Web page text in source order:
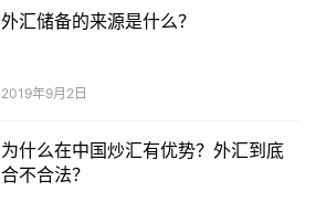
外汇储备的来源是什么？
2019年9月2日
为什么在中国炒汇有优势？外汇到底
合不合法？